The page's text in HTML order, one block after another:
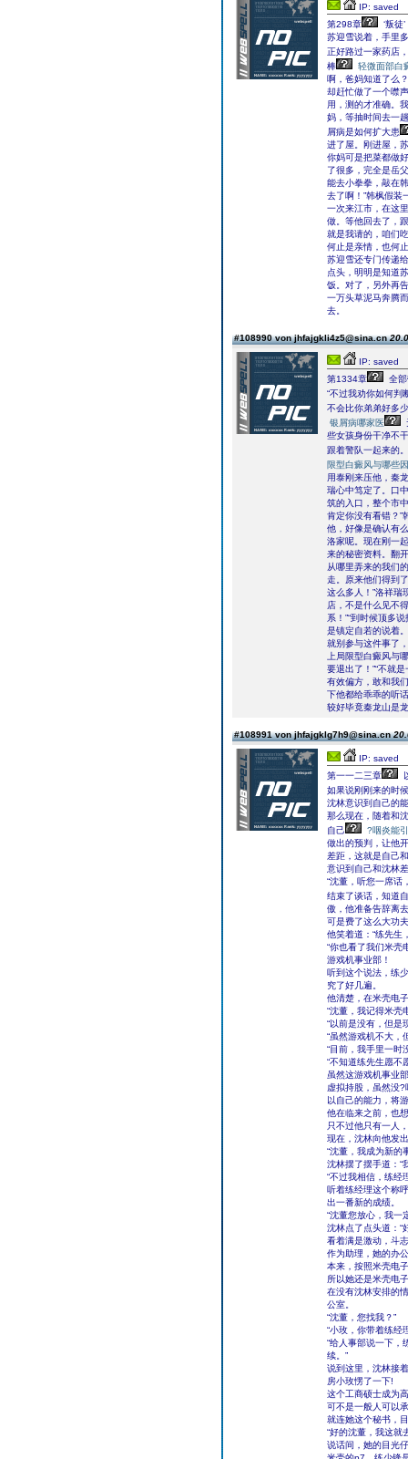
IP: saved
第298章
‘叛徒
苏迎雪说着，手里
正好路过一家药店
棒
轻微面部白
啊，爸妈知道了么
却赶忙做了一个噤
用，测的才准确。
妈，等抽时间去一
屑病是如何扩大患
进了屋。刚进屋，
你妈可是把菜都做
了很多，完全是岳
能去小拳拳，敲在
去了啊！”韩枫假装
一次来江市，在这
做。等他回去了，
就是我请的，咱们
何止是亲情，也何
苏迎雪还专门传递
点头，明明是知道
饭。对了，另外再
一万头草泥马奔腾
去。
#108990 von jhfajgkli4z5@sina.cn
IP: saved
第1334章
全
“不过我劝你如何判
不会比你弟弟好多
银屑病哪家医
些女孩身份干净不
跟着警队一起来的
限型白癜风与哪些
用泰刚来压他，秦
瑞心中笃定了。口
筑的入口，整个市
肯定你没有看错？”
他，好像是确认有
洛家呢。现在刚一
来的秘密资料。翻
从哪里弄来的我们
走。原来他们得到
这么多人！”洛祥瑞
店，不是什么见不
系！”“到时候顶多
是镇定自若的说着
就别参与这件事了
上局限型白癜风与
要退出了！”“不就
有效偏方，敢和我
下他都给乖乖的听
较好毕竟秦龙山是
#108991 von jhfajgklg7h9@sina.cn
IP: saved
第一一二三章
如果说刚刚来的时
沈林意识到自己的
那么现在，随着和
自己
?咽炎能
做出的预判，让他
差距，这就是自己
意识到自己和沈林
“沈董，听您一席话
结束了谈话，知道
傲，他准备告辞离
可是费了这么大功
他笑着道：“练先生
“你也看了我们米壳
游戏机事业部！
听到这个说法，练
究了好几遍。
他清楚，在米壳电
“沈董，我记得米壳
“以前是没有，但是
“虽然游戏机不大，
“目前，我手里一时
“不知道练先生愿不
虽然这游戏机事业
虚拟持股，虽然没
以自己的能力，将
他在临来之前，也
只不过他只有一人
现在，沈林向他发
“沈董，我成为新的
沈林摆了摆手道：“
“不过我相信，练经
听着练经理这个称
出一番新的成绩。
“沈董您放心，我一
沈林点了点头道：“
看着满是激动，斗
作为助理，她的办
本来，按照米壳电
所以她还是米壳电
在没有沈林安排的
公室。
“沈董，您找我？”
“小玫，你带着练经
“给人事部说一下，
续。”
说到这里，沈林接
房小玫愣了一下!
这个工商硕士成为
可不是一般人可以
就连她这个秘书，
“好的沈董，我这就
说话间，她的目光